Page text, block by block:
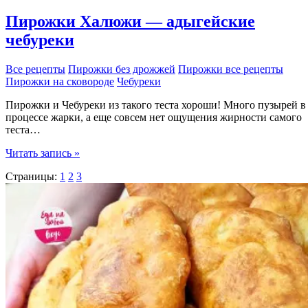
Пирожки Халюжи — адыгейские
чебуреки
Все рецепты Пирожки без дрожжей Пирожки все рецепты
Пирожки на сковороде Чебуреки
Пирожки и Чебуреки из такого теста хороши! Много пузырей в
процессе жарки, а еще совсем нет ощущения жирности самого
теста…
Пирожки
—
Читать запись »
Страницы: 1 2 3